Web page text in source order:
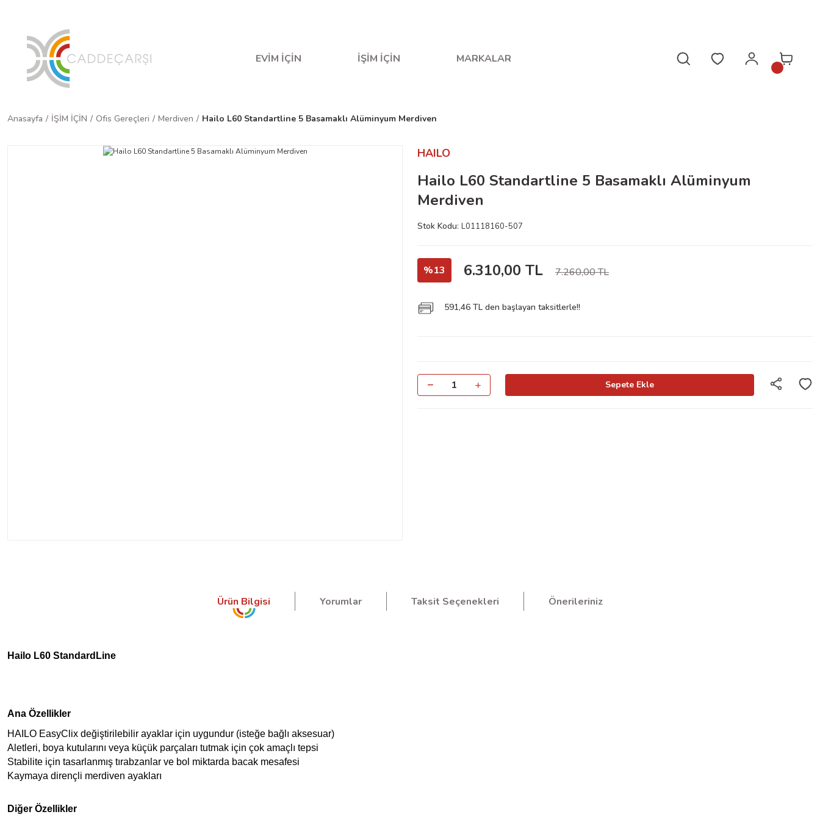
EVİM İÇİN İŞİM İÇİN MARKALAR
Anasayfa İŞİM İÇİN Ofis Gereçleri Merdiven Hailo L60 Standartline 5 Basamaklı Alüminyum Merdiven
HAILO
Hailo L60 Standartline 5 Basamaklı Alüminyum
Merdiven
Stok Kodu L01118160-507
%13 6.310,00 TL 7.260,00 TL
591,46 TL den başlayan taksitlerle!!
Sepete Ekle
Ürün Bilgisi Yorumlar Taksit Seçenekleri Önerileriniz
Hailo L60 StandardLine
Ana Özellikler
HAILO EasyClix değiştirilebilir ayaklar için uygundur (isteğe bağlı aksesuar)
Aletleri, boya kutularını veya küçük parçaları tutmak için çok amaçlı tepsi
Stabilite için tasarlanmış tırabzanlar ve bol miktarda bacak mesafesi
Kaymaya dirençli merdiven ayakları
Diğer Özellikler